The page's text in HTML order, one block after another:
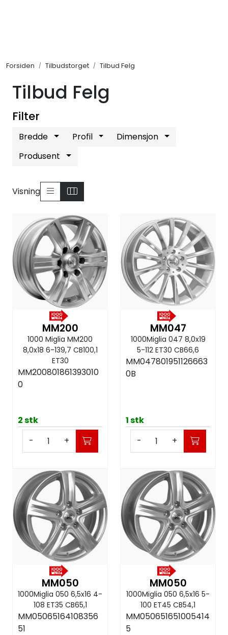
Forsiden Tilbudstorget Tilbud Felg
Tilbud Felg
Filter
Bredde Profil
Dimensjon
Produsent
Visning
MM200
1000 Miglia MM200
8,0x18 6-139,7 CB100,1
ET30
MM200801861393010
0
2 stk
-
+
MM047
1000Miglia 047 8,0x19
5-112 ET30 CB66,6
MM047801951126663
0B
1 stk
-
+
MM050
1000Miglia 050 6,5x16 4-
108 ET35 CB65,1
MM05065164108356
51
MM050
1000Miglia 050 6,5x16 5-
100 ET45 CB54,1
MM050651651005414
5
Hjulpakker
Felger
Buss
Regummiert
MC
Tilbudstorget